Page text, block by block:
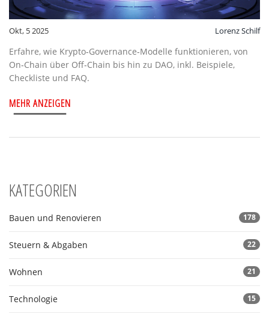
Okt, 5 2025 Lorenz Schilf
Erfahre, wie Krypto‑Governance‑Modelle funktionieren, von
On‑Chain über Off‑Chain bis hin zu DAO, inkl. Beispiele,
Checkliste und FAQ.
MEHR ANZEIGEN
KATEGORIEN
Bauen und Renovieren 178
Steuern & Abgaben 22
Wohnen 21
Technologie 15